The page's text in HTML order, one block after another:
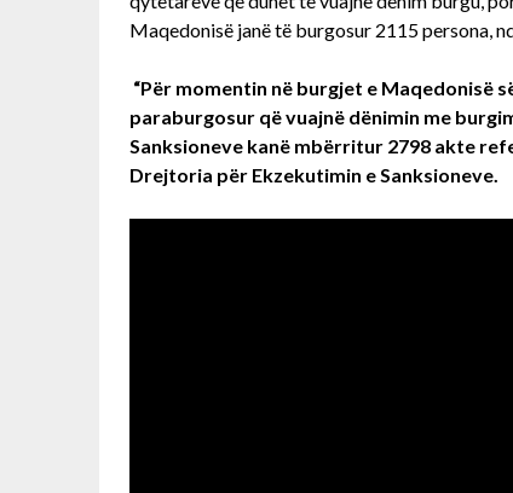
Maqedonisë janë të burgosur 2115 persona,
“Për momentin në burgjet e Maqedonisë
paraburgosur që vuajnë dënimin me
Sanksioneve kanë mbërritur 2798 akte
Drejtoria për Ekzekutimin e Sanksioneve.